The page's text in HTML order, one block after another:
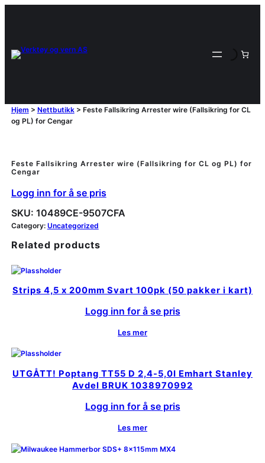
Hjem > Nettbutikk> Feste Fallsikring Arrester wire (Fallsikring for CL
og PL) for Cengar
Feste Fallsikring Arrester wire (Fallsikring for CL og PL) for
Cengar
Logg inn for å se pris
SKU: 10489CE-9507CFA
Category: Uncategorized
Related products
Strips 4,5 x 200mm Svart 100pk (50 pakker i kart)
Logg inn for å se pris
Les mer
UTGÅTT! Poptang TT55 D 2,4-5,0I Emhart Stanley
Avdel BRUK 1038970992
Logg inn for å se pris
Les mer